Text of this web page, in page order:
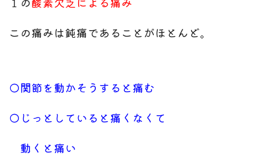
この痛みは鈍痛であることがほとんど。
◯関節を動かそうすると痛む
◯じっとしていると痛くなくて
動くと痛い